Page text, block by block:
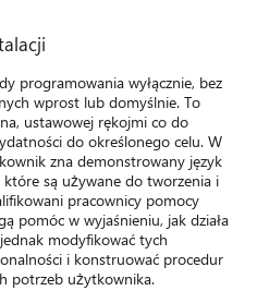
programowania wyłącznie, bez
wprost lub domyślnie. To
ustawowej rękojmi co do
do określonego celu. W
zna demonstrowany język
są używane do tworzenia i
pracownicy pomocy
pomóc w wyjaśnieniu, jak działa
modyfikować tych
i konstruować procedur
potrzeb użytkownika.